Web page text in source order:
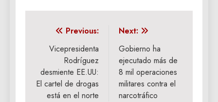
Navegación
entradas
Previous:
Vicepresidenta
Rodríguez
desmiente EE.UU:
El cartel de drogas
está en el norte
Next:
Gobierno ha
ejecutado más de
8 mil operaciones
militares contra el
narcotráfico